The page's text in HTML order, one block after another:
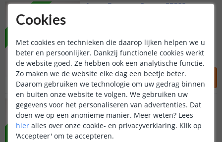
VOORDEELSET
Aqara Presence Sensor FP300
OP VOORRAAD
99,98 89,50
Nauwkeurige mmWave radar
5-in-1 sensoren
Voordeelset van 2 stuks
VOORDEELSET
Aqara Presence Sensor FP300
Multi-sensor | Set van 3
Nauwkeurige mmWave radar
Cookies
Met cookies en technieken die daarop lijken helpen we u
beter en persoonlijker. Dankzij functionele cookies werkt
de website goed. Ze hebben ook een analytische functie.
Zo maken we de website elke dag een beetje beter.
Daarom gebruiken we technologie om uw gedrag binnen
en buiten onze website te volgen. We gebruiken uw
gegevens voor het personaliseren van advertenties. Dat
doen we op een anonieme manier. Meer weten? Lees
hier alles over onze cookie- en privacyverklaring. Klik op
'Accepteer' om te accepteren.